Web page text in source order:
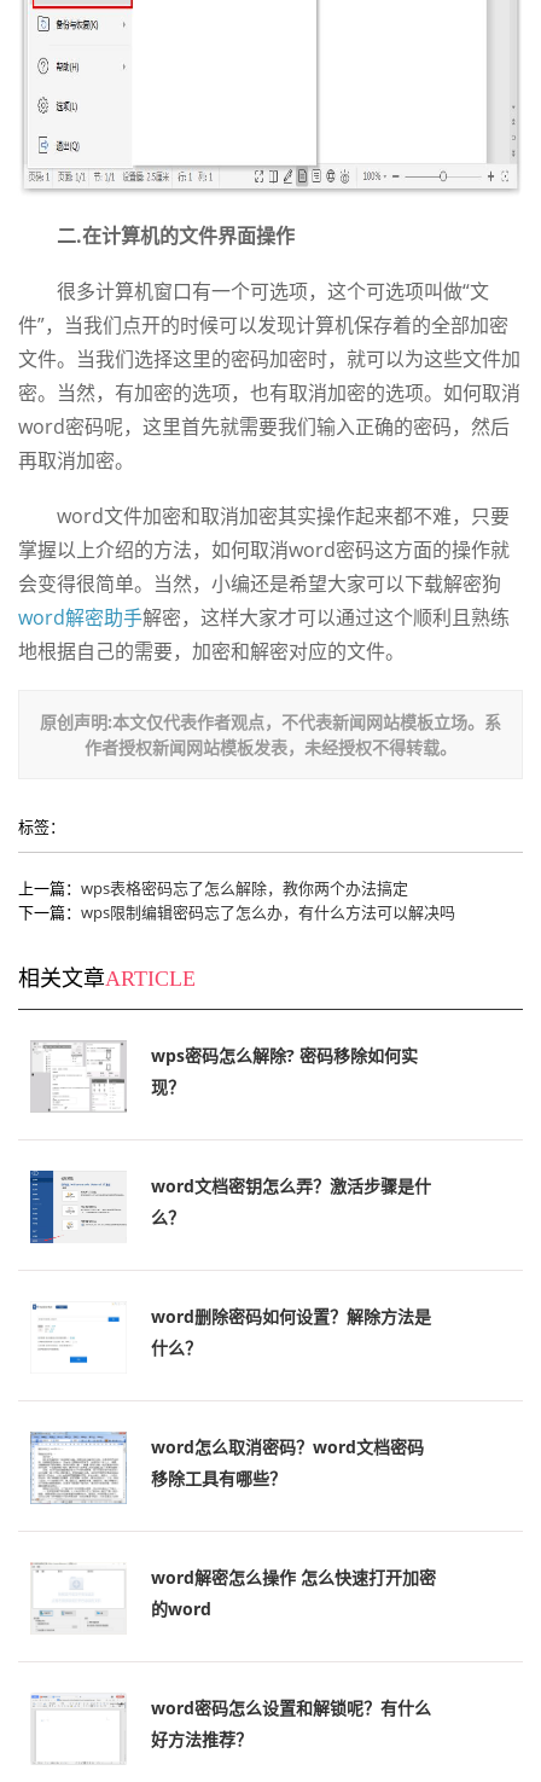
二.在计算机的文件界面操作
很多计算机窗口有一个可选项，这个可选项叫做“文
件”，当我们点开的时候可以发现计算机保存着的全部加密
文件。当我们选择这里的密码加密时，就可以为这些文件加
密。当然，有加密的选项，也有取消加密的选项。如何取消
word密码呢，这里首先就需要我们输入正确的密码，然后
再取消加密。
word文件加密和取消加密其实操作起来都不难，只要
掌握以上介绍的方法，如何取消word密码这方面的操作就
会变得很简单。当然，小编还是希望大家可以下载解密狗
word解密助手解密，这样大家才可以通过这个顺利且熟练
地根据自己的需要，加密和解密对应的文件。
原创声明:本文仅代表作者观点，不代表新闻网站模板立场。系
作者授权新闻网站模板发表，未经授权不得转载。
标签：
上一篇： wps表格密码忘了怎么解除，教你两个办法搞定
下一篇： wps限制编辑密码忘了怎么办，有什么方法可以解决吗
相关文章ARTICLE
wps密码怎么解除? 密码移除如何实
现？
word文档密钥怎么弄？激活步骤是什
么？
word删除密码如何设置？解除方法是
什么？
word怎么取消密码？word文档密码
移除工具有哪些？
word解密怎么操作 怎么快速打开加密
的word
word密码怎么设置和解锁呢？有什么
好方法推荐？